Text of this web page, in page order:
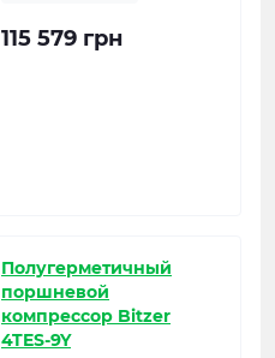
115 579 грн
Полугерметичный
поршневой
компрессор Bitzer
4TES-9Y